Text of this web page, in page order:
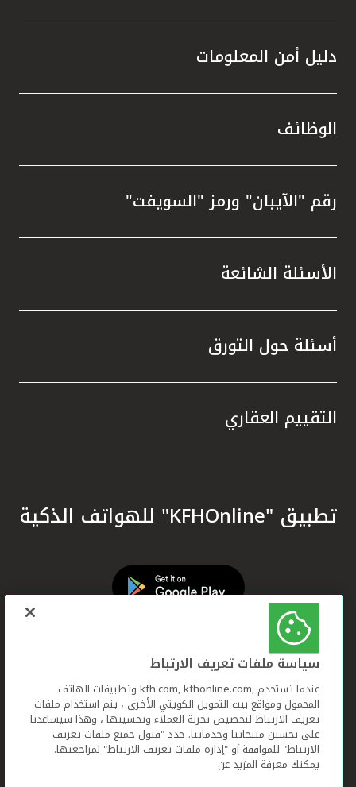
دليل أمن المعلومات
الوظائف
رقم "الآيبان" ورمز "السويفت"
الأسئلة الشائعة
أسئلة حول التورق
التقييم العقاري
تطبيق "KFHOnline" للهواتف الذكية
سياسة ملفات تعريف الارتباط
عندما تستخدم ,kfh.com, kfhonline.com وتطبيقات الهاتف
المحمول ومواقع بيت التمويل الكويتي الأخرى ، يتم استخدام ملفات
تعريف الارتباط لتخصيص تجربة العملاء وتحسينها ، وهذا سيساعدنا
على تحسين منتجاتنا وخدماتنا. حدد "قبول جميع ملفات تعريف
الارتباط" للموافقة أو "إدارة ملفات تعريف الارتباط" لمراجعتها.
يمكنك معرفة المزيد عن